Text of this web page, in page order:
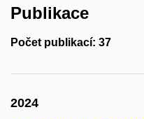
Publikace
Počet publikací: 37
2024